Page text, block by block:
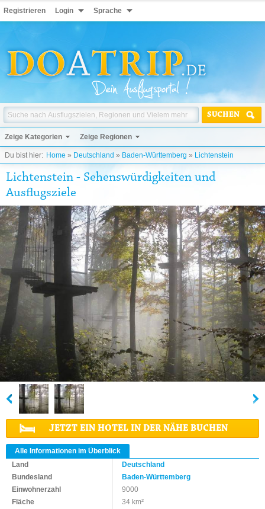
Registrieren Login Sprache
SUCHEN
Zeige Kategorien Zeige Regionen
Du bist hier: Home » Deutschland » Baden-Württemberg » Lichtenstein
Lichtenstein - Sehenswürdigkeiten und
Ausflugsziele
JETZT EIN HOTEL IN DER NÄHE BUCHEN
Alle Informationen im Überblick
Land
Deutschland
Bundesland
Baden-Württemberg
Einwohnerzahl
9000
Fläche
34 km²